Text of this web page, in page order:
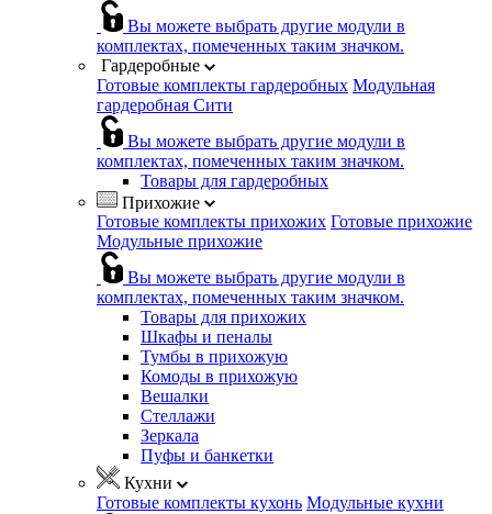
Вы можете выбрать другие модули в
комплектах, помеченных таким значком.
Гардеробные
Готовые комплекты гардеробных Модульная
гардеробная Сити
Вы можете выбрать другие модули в
комплектах, помеченных таким значком.
Товары для гардеробных
Прихожие
Готовые комплекты прихожих Готовые прихожие
Модульные прихожие
Вы можете выбрать другие модули в
комплектах, помеченных таким значком.
Товары для прихожих
Шкафы и пеналы
Тумбы в прихожую
Комоды в прихожую
Вешалки
Стеллажи
Зеркала
Пуфы и банкетки
Кухни
Готовые комплекты кухонь Модульные кухни